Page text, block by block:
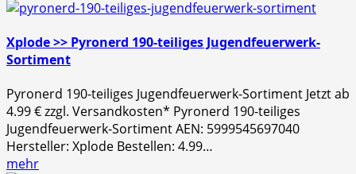
Xplode >> Pyronerd 190-teiliges Jugendfeuerwerk-
Sortiment
Pyronerd 190-teiliges Jugendfeuerwerk-Sortiment Jetzt ab
4.99 € zzgl. Versandkosten* Pyronerd 190-teiliges
Jugendfeuerwerk-Sortiment AEN: 5999545697040
Hersteller: Xplode Bestellen: 4.99…
mehr